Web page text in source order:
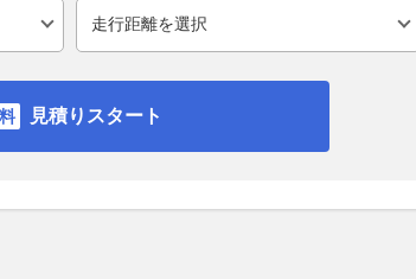
見積りスタート